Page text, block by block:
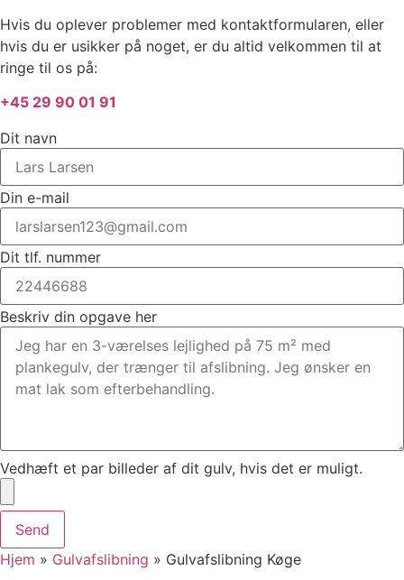
Hvis du oplever problemer med kontaktformularen, eller
hvis du er usikker på noget, er du altid velkommen til at
ringe til os på:
+45 29 90 01 91
Dit navn
Din e-mail
Dit tlf. nummer
Beskriv din opgave her
Vedhæft et par billeder af dit gulv, hvis det er muligt.
Send
Hjem » Gulvafslibning » Gulvafslibning Køge